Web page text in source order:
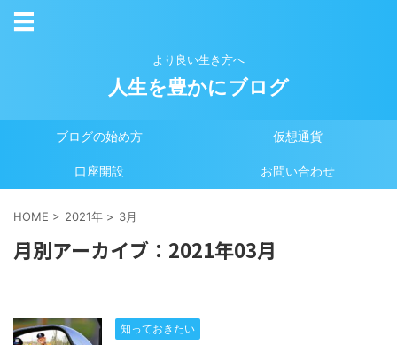
より良い生き方へ
人生を豊かにブログ
ブログの始め方 仮想通貨
口座開設 お問い合わせ
HOME > 2021年 > 3月
月別アーカイブ：2021年03月
知っておきたい